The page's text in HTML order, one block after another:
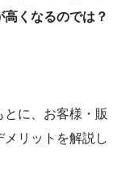
くなるのでは？
に、お客様・販
リットを解説し